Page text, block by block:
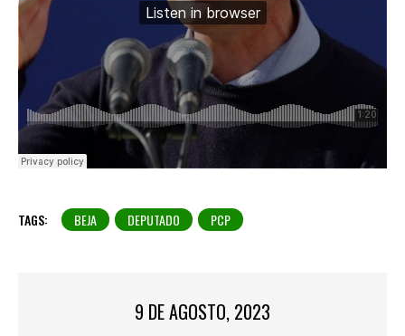
TAGS: BEJA DEPUTADO PCP
9 DE AGOSTO, 2023